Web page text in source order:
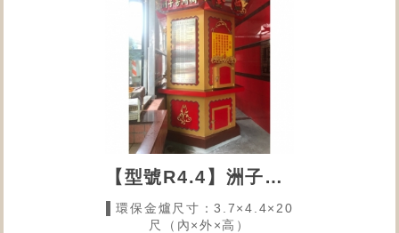
【型號R4.4】洲子芳洲祠
▌環保金爐尺寸：3.7×4.4×20
尺（內×外×高）